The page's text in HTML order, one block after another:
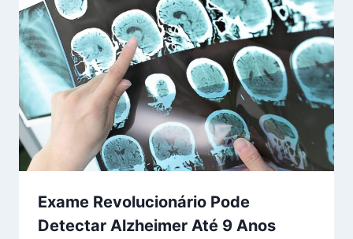
Exame Revolucionário Pode
Detectar Alzheimer Até 9 Anos